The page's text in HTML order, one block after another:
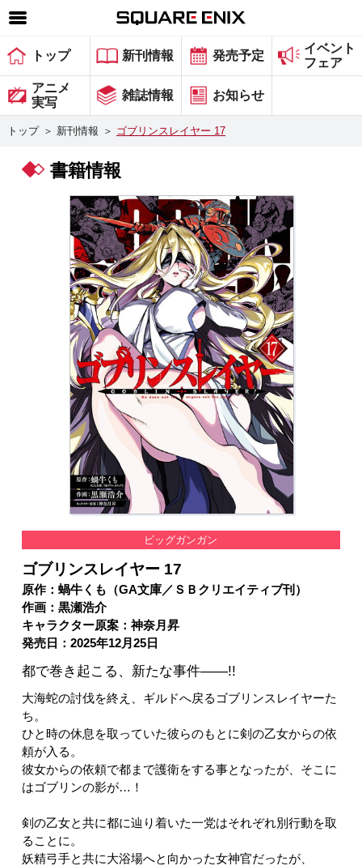
SQUARE ENIX 公式サイトメニュー
ゲーム
マガジン＆ブックス
グッズ
会社情報 採用情報
スクウェア・エニックス サイト内検索
トップ 新刊情報 発売予定
イベント
フェア
アニメ
実写
雑誌情報 お知らせ
トップ ＞ 新刊情報 ＞ ゴブリンスレイヤー 17
書籍情報
ビッグガンガン
ゴブリンスレイヤー 17
原作：蝸牛くも（GA文庫／ＳＢクリエイティブ刊）
作画：黒瀬浩介
キャラクター原案：神奈月昇
発売日：2025年12月25日
都で巻き起こる、新たな事件――!!
大海蛇の討伐を終え、ギルドへ戻るゴブリンスレイヤーた
ち。
ひと時の休息を取っていた彼らのもとに剣の乙女からの依
頼が入る。
彼女からの依頼で都まで護衛をする事となったが、そこに
はゴブリンの影が…！
剣の乙女と共に都に辿り着いた一党はそれぞれ別行動を取
ることに。
妖精弓手と共に大浴場へと向かった女神官だったが、